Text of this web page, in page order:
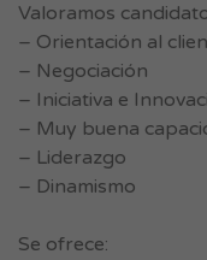
Valoramos
– Orientación al
– Negociación
– Iniciativa e
– Muy buena
– Liderazgo
– Dinamismo
Se ofrece: